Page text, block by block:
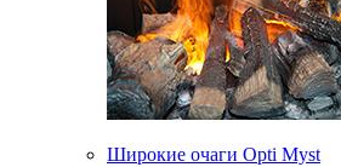
Широкие очаги Opti Myst